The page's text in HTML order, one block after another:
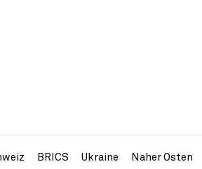
BRICS Ukraine Naher Osten